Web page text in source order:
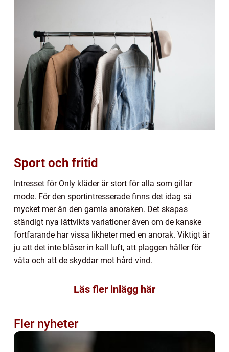
Sport och fritid
Intresset för Only kläder är stort för alla som gillar
mode. För den sportintresserade finns det idag så
mycket mer än den gamla anoraken. Det skapas
ständigt nya lättvikts variationer även om de kanske
fortfarande har vissa likheter med en anorak. Viktigt är
ju att det inte blåser in kall luft, att plaggen håller för
väta och att de skyddar mot hård vind.
Läs fler inlägg här
Fler nyheter